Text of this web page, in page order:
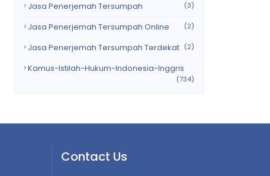
Jasa Penerjemah Tersumpah (3)
Jasa Penerjemah Tersumpah Online (2)
Jasa Penerjemah Tersumpah Terdekat (2)
Kamus-Istilah-Hukum-Indonesia-Inggris
(734)
Contact Us